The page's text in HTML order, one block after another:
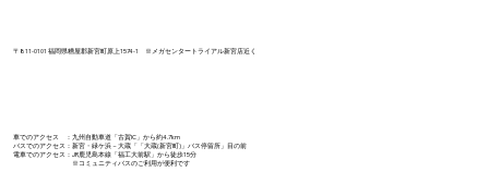
〒811-0101 福岡県糟屋郡新宮町原上1574-1 ​※メガセンタートライアル新宮店近く
車でのアクセス ：九州自動車道「古賀IC」から約4.7km
バスでのアクセス：新宮・緑ケ浜－大蔵「「大蔵(新宮町)」バス停留所」目の前​
電車でのアクセス：JR鹿児島本線「福工大前駅」から徒歩15分
※コミュニティバスのご利用が便利です